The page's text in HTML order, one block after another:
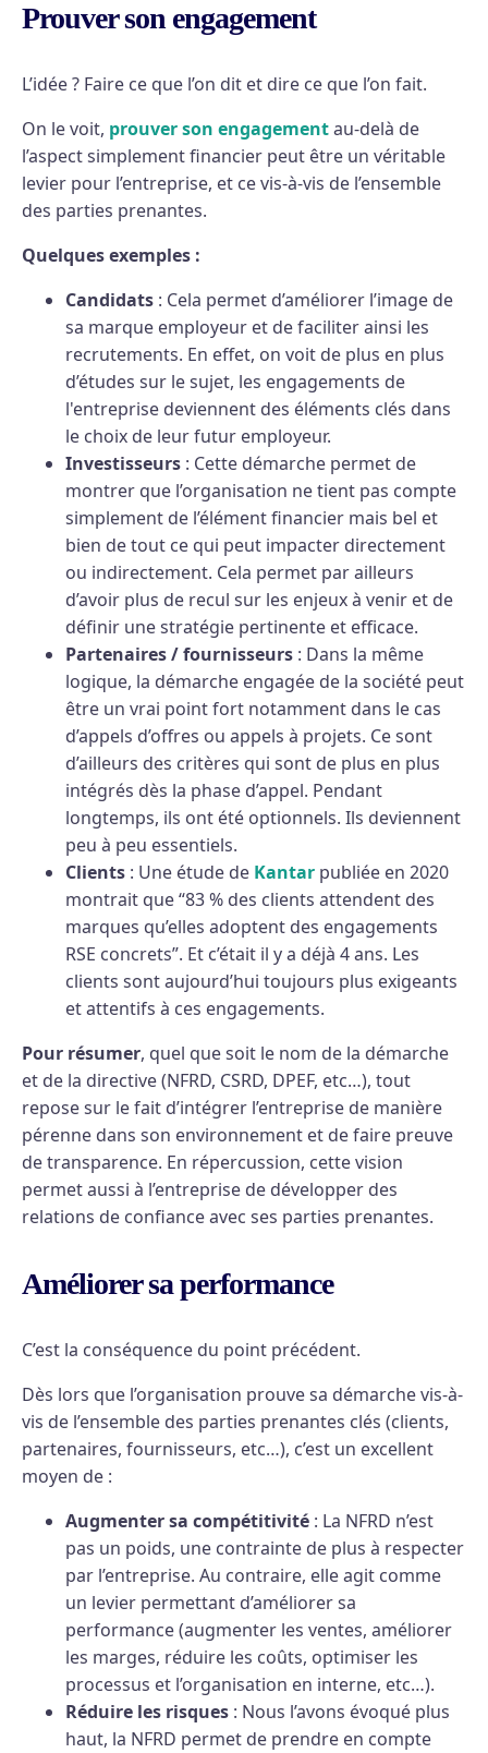
Prouver son engagement
L’idée ? Faire ce que l’on dit et dire ce que l’on fait.
On le voit, prouver son engagementau-delà de
l’aspect simplement financier peut être un véritable
levier pour l’entreprise, et ce vis-à-vis de l’ensemble
des parties prenantes.
Quelques exemples :
Candidats : Cela permet d’améliorer l’image de
sa marque employeur et de faciliter ainsi les
recrutements. En effet, on voit de plus en plus
d’études sur le sujet, les engagements de
l'entreprise deviennent des éléments clés dans
le choix de leur futur employeur.
Investisseurs : Cette démarche permet de
montrer que l’organisation ne tient pas compte
simplement de l’élément financier mais bel et
bien de tout ce qui peut impacter directement
ou indirectement. Cela permet par ailleurs
d’avoir plus de recul sur les enjeux à venir et de
définir une stratégie pertinente et efficace.
Partenaires / fournisseurs : Dans la même
logique, la démarche engagée de la société peut
être un vrai point fort notamment dans le cas
d’appels d’offres ou appels à projets. Ce sont
d’ailleurs des critères qui sont de plus en plus
intégrés dès la phase d’appel. Pendant
longtemps, ils ont été optionnels. Ils deviennent
peu à peu essentiels.
Clients : Une étude de Kantar publiée en 2020
montrait que “83 % des clients attendent des
marques qu’elles adoptent des engagements
RSE concrets”. Et c’était il y a déjà 4 ans. Les
clients sont aujourd’hui toujours plus exigeants
et attentifs à ces engagements.
Pour résumer, quel que soit le nom de la démarche
et de la directive (NFRD, CSRD, DPEF, etc…), tout
repose sur le fait d’intégrer l’entreprise de manière
pérenne dans son environnement et de faire preuve
de transparence. En répercussion, cette vision
permet aussi à l’entreprise de développer des
relations de confiance avec ses parties prenantes.
Améliorer sa performance
C’est la conséquence du point précédent.
Dès lors que l’organisation prouve sa démarche vis-à-
vis de l’ensemble des parties prenantes clés (clients,
partenaires, fournisseurs, etc…), c’est un excellent
moyen de :
Augmenter sa compétitivité : La NFRD n’est
pas un poids, une contrainte de plus à respecter
par l’entreprise. Au contraire, elle agit comme
un levier permettant d’améliorer sa
performance (augmenter les ventes, améliorer
les marges, réduire les coûts, optimiser les
processus et l’organisation en interne, etc…).
Réduire les risques : Nous l’avons évoqué plus
haut, la NFRD permet de prendre en compte